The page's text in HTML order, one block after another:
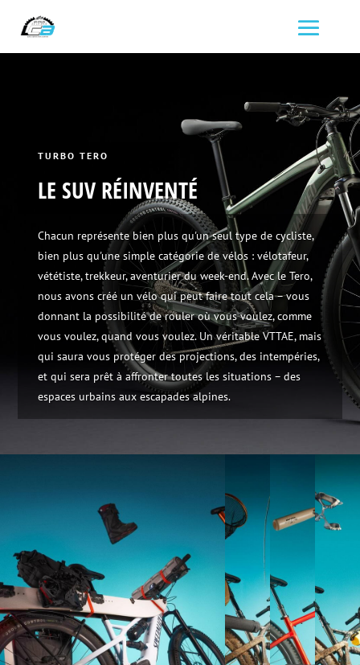
TURBO TERO
LE SUV RÉINVENTÉ
Chacun représente bien plus qu'un seul type de cycliste,
bien plus qu'une simple catégorie de vélos : vélotafeur,
vététiste, trekkeur, aventurier du week-end. Avec le Tero,
nous avons créé un vélo qui peut faire tout cela – vous
donnant la possibilité de rouler où vous voulez, comme
vous voulez, quand vous voulez. Un véritable VTTAE, mais
qui saura vous protéger des projections, des intempéries,
et qui sera prêt à affronter toutes les situations – des
espaces urbains aux escapades alpines.